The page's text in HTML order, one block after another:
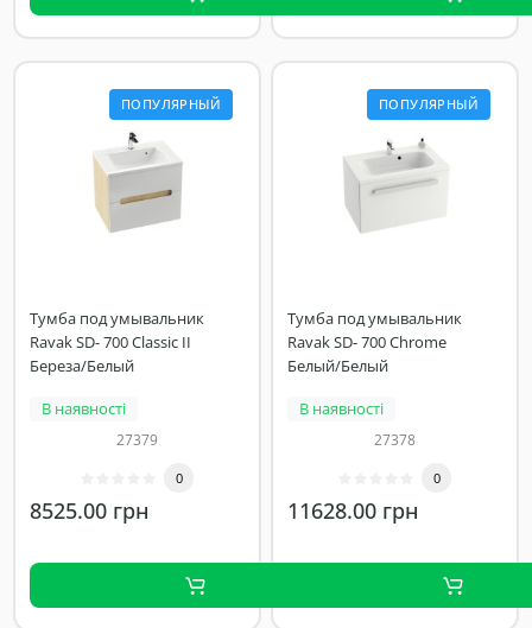
ПОПУЛЯРНЫЙ
Тумба под умывальник
Ravak SD- 700 Classic II
Береза/Белый
В наявності
27379
0
8525.00 грн
ПОПУЛЯРНЫЙ
Тумба под умывальник
Ravak SD- 700 Chrome
Белый/Белый
В наявності
27378
0
11628.00 грн